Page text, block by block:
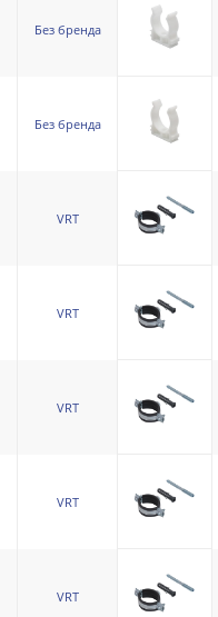
Без бренда
Без бренда
VRT
VRT
VRT
VRT
VRT